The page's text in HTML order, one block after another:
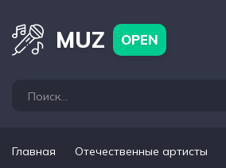
MUZ OPEN
Главная Отечественные артисты
артисты Популярные подборки